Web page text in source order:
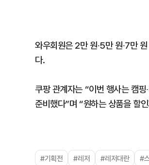
와우회원은 2만 원∙5만 원∙7만
다.
쿠팡 관계자는 “이번 행사는 캠
준비했다”며 “원하는 상품을 할
#기획전 #레저 #레저대란 #